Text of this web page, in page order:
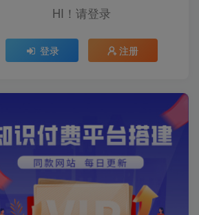
HI！请登录
登录 注册